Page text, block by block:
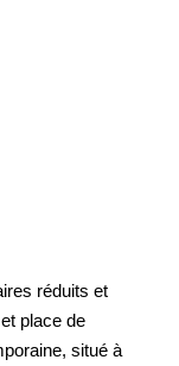
réduits et
place de
situé à